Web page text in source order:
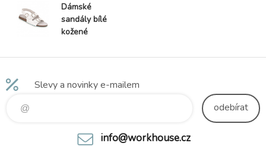
Dámské
sandály bílé
kožené
Merkur
Slevy a novinky e-mailem
odebírat
info@workhouse.cz